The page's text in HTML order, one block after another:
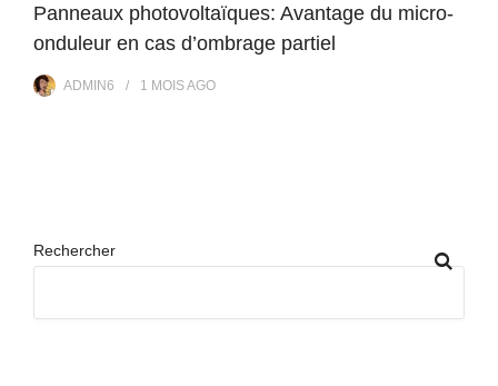
Panneaux photovoltaïques: Avantage du micro-
onduleur en cas d’ombrage partiel
ADMIN6 1 MOISAGO
Rechercher